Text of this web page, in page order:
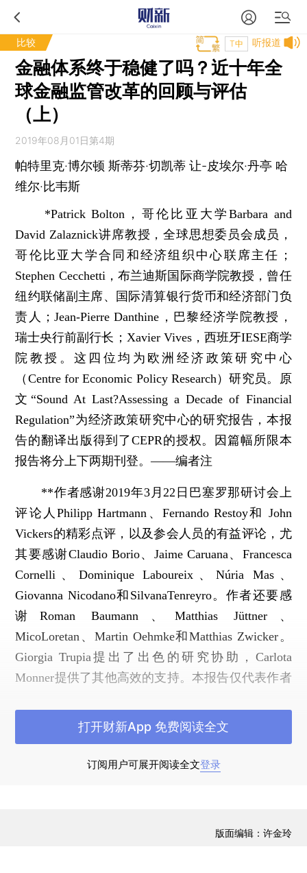
比较 听报道
T中
金融体系终于稳健了吗？近十年全
球金融监管改革的回顾与评估
（上）
2019年08月01日第4期
帕特里克·博尔顿 斯蒂芬·切凯蒂 让-皮埃尔·丹亭 哈
维尔·比韦斯
*Patrick Bolton，哥伦比亚大学Barbara and
David Zalaznick讲席教授，全球思想委员会成员，
哥伦比亚大学合同和经济组织中心联席主任；
Stephen Cecchetti，布兰迪斯国际商学院教授，曾任
纽约联储副主席、国际清算银行货币和经济部门负
责人；Jean-Pierre Danthine，巴黎经济学院教授，
瑞士央行前副行长；Xavier Vives，西班牙IESE商学
院教授。这四位均为欧洲经济政策研究中心
（Centre for Economic Policy Research）研究员。原
文“Sound At Last?Assessing a Decade of Financial
Regulation”为经济政策研究中心的研究报告，本报
告的翻译出版得到了CEPR的授权。因篇幅所限本
报告将分上下两期刊登。——编者注
**作者感谢2019年3月22日巴塞罗那研讨会上
评论人Philipp Hartmann、Fernando Restoy和 John
Vickers的精彩点评，以及参会人员的有益评论，尤
其要感谢Claudio Borio、Jaime Caruana、Francesca
Cornelli、Dominique Laboureix、Núria Mas、
Giovanna Nicodano和SilvanaTenreyro。作者还要感
谢Roman Baumann、Matthias Jüttner、
MicoLoretan、Martin Oehmke和Matthias Zwicker。
Giorgia Trupia提出了出色的研究协助，Carlota
Monner提供了其他高效的支持。本报告仅代表作者
的其他机构的观点。——作者注
订阅用户可展开阅读全文登录
打开财新App 免费阅读全文
版面编辑：许金玲